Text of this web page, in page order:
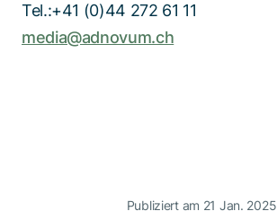
Tel.:+41 (0)44 272 61 11
media@adnovum.ch
Publiziert am 21 Jan. 2025